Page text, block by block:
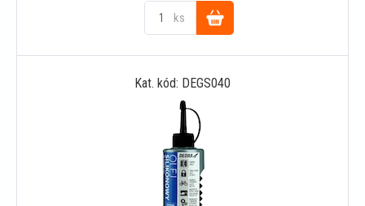
ks
Do
košíku
Kat. kód: DEGS040